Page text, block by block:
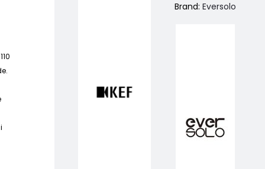
Brand: Eversolo